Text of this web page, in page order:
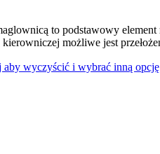
to podstawowy
możliwe jest
wyczyścić i wybrać inną opcję